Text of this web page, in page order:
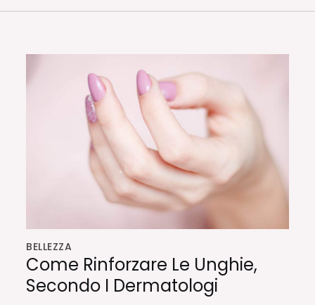
BELLEZZA
Come Rinforzare Le Unghie,
Secondo I Dermatologi